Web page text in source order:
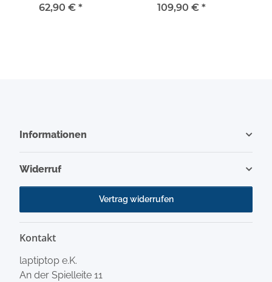
passend für Samsung
62,90 € *
passend für LG
109,90 € *
Informationen
Widerruf
Vertrag widerrufen
Kontakt
laptiptop e.K.
An der Spielleite 11